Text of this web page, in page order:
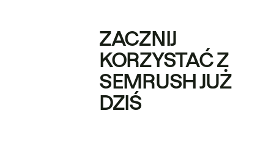
ZACZNIJ
KORZYSTAĆ Z
SEMRUSH JUŻ
DZIŚ